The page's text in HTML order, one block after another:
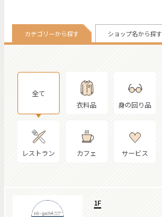
カテゴリーから探す ショップ名から探す
全て
衣料品
身の回り品
レストラン カフェ サービス
1F